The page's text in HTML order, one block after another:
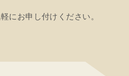
にお申し付けください。